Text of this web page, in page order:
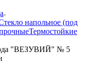
напольное (под
Термостойкие
"ВЕЗУВИЙ" № 5